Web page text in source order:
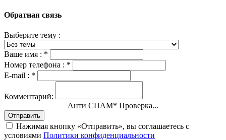
Обратная связь
Выберите тему :
Ваше имя : *
Номер телефона : *
E-mail : *
Комментарий:
Анти СПАМ* Проверка...
Отправить
Нажимая кнопку «Отправить», вы соглашаетесь с
условиями Политики конфиденциальности